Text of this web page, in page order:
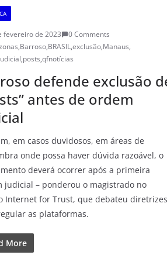
fevereiro de 2023
0 Comments
,Barroso,BRASIL,exclusão,Manaus,
,posts,qfnotícias
defende exclusão
antes de ordem
em casos duvidosos, em áreas de
onde possa haver dúvida razoável, o
deverá ocorrer após a primeira
judicial – ponderou o magistrado no
Internet for Trust, que debateu diretrizes
as plataformas.
More